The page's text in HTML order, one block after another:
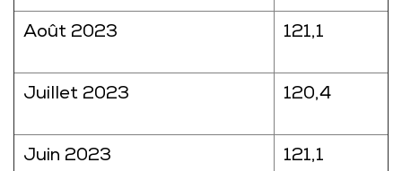
Août 2023 121,1
Juillet 2023 120,4
Juin 2023 121,1